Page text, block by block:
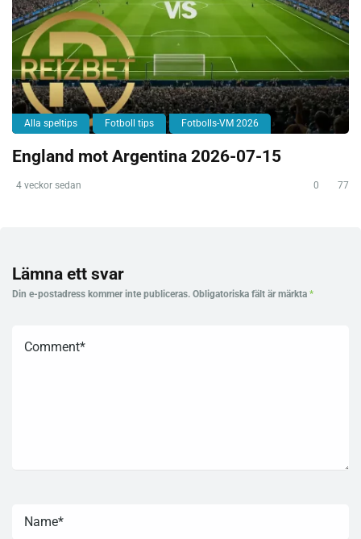
Alla speltips Fotboll tips Fotbolls-VM 2026
England mot Argentina 2026-07-15
4 veckor sedan 0 77
Lämna ett svar
Din e-postadress kommer inte publiceras. Obligatoriska fält är märkta *